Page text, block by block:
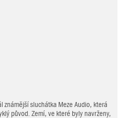
známější sluchátka Meze Audio, která
původ. Zemí, ve které byly navrženy,